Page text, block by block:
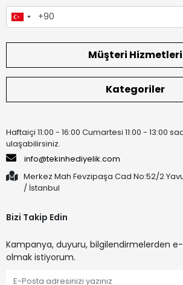
Müşteri Hizmetleri
Kategoriler
Haftaiçi 11:00 - 16:00 Cumartesi 11:00 - 13:00
ulaşabilirsiniz.
info@tekinhediyelik.com
Merkez Mah Fevzipaşa Cad No:52/2
/ İstanbul
Bizi Takip Edin
Kampanya, duyuru, bilgilendirmelerden
olmak istiyorum.